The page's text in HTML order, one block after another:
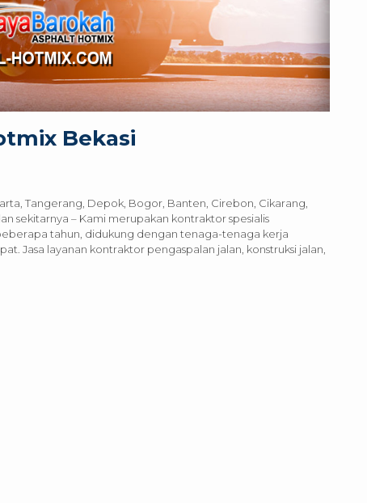
Bekasi
Tangerang, Depok, Bogor, Banten, Cirebon, Cikarang,
sekitarnya – Kami merupakan kontraktor spesialis
tahun, didukung dengan tenaga-tenaga kerja
Jasa layanan kontraktor pengaspalan jalan, konstruksi jalan,